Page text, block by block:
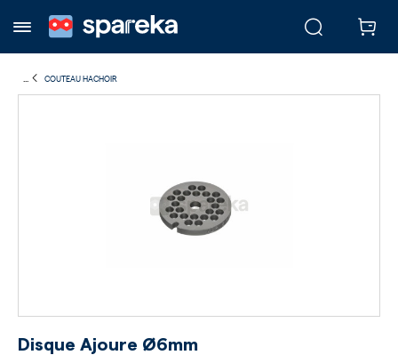
COUTEAU HACHOIR
Disque Ajoure Ø6mm